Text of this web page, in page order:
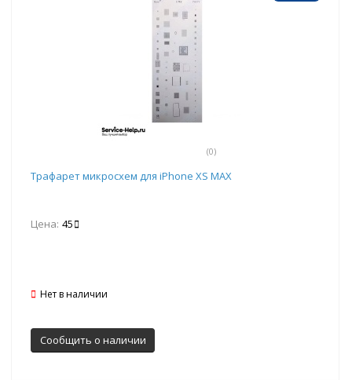
(0)
Трафарет микросхем для iPhone XS MAX
Цена: 45
Нет в наличии
Сообщить о наличии